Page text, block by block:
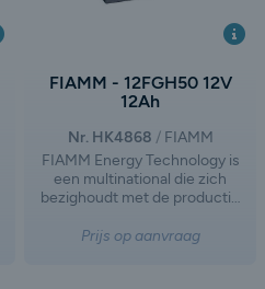
FIAMM - 12FGH50 12V
12Ah
Nr. HK4868
FIAMM
FIAMM Energy Technology is
een multinational die zich
bezighoudt met de productie
accu's voor motorvoertuigen
Prijs op aanvraag